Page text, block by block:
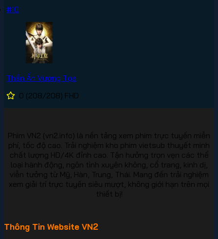
#10
Thần Ấn Vương Tọa
0 (208/208) FHD
Phim VN2 (vn2.info) là nền tảng xem phim trực tuyến miễn
phí, tốc độ cao. Trải nghiệm kho phim vietsub thuyết minh
chất lượng HD/4K đỉnh cao. Tận hưởng trọn vẹn các thể
loại hành động, ngôn tình xuyên không, cổ trang, kinh dị,
viễn tưởng từ Mỹ, Hàn, Trung, Thái. Mang đến trải nghiệm
xem giải trí trực tuyến siêu mượt, không giới hạn trên mọi
thiết bị!
Thông Tin Website VN2